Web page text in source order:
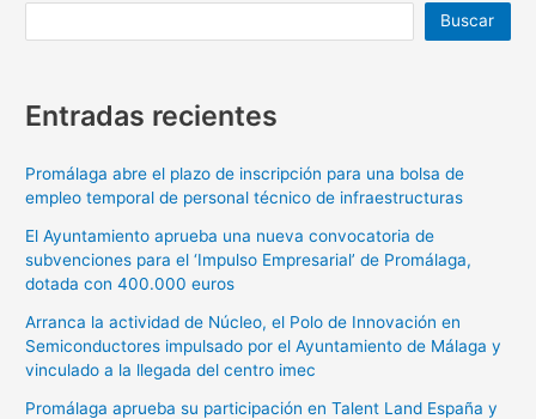
Buscar
Entradas recientes
Promálaga abre el plazo de inscripción para una bolsa de
empleo temporal de personal técnico de infraestructuras
El Ayuntamiento aprueba una nueva convocatoria de
subvenciones para el ‘Impulso Empresarial’ de Promálaga,
dotada con 400.000 euros
Arranca la actividad de Núcleo, el Polo de Innovación en
Semiconductores impulsado por el Ayuntamiento de Málaga y
vinculado a la llegada del centro imec
Promálaga aprueba su participación en Talent Land España y